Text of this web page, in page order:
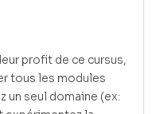
profit de ce cursus,
tous les modules
un seul domaine (ex: